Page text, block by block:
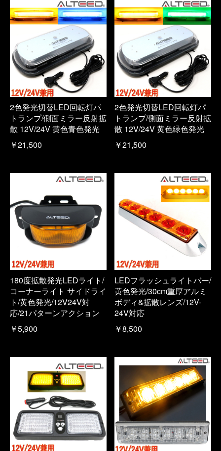
2色発光切替LED回転灯パ
トランプ/側面ミラー反射拡
散 12V/24V 黄色青色発光
￥21,500
2色発光切替LED回転灯パ
トランプ/側面ミラー反射拡
散 12V/24V 黄色緑色発光
￥21,500
180度拡散発光LEDライト/
コーナーライト サイドライ
ト/黄色発光/12V24V対
応/21パターンアクション
￥5,900
LEDフラッシュライトバー/
黄色発光/30cm重厚アルミ
ボディ&拡散レンズ/12V-
24V対応
￥8,500